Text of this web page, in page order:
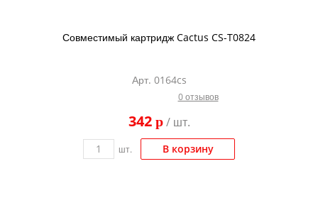
Совместимый картридж Cactus CS-T0824
Арт. 0164cs
0 отзывов
342 p/ шт.
шт. В корзину